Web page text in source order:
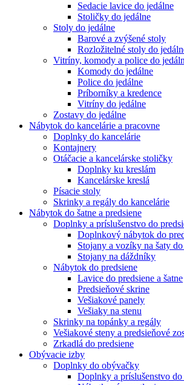
Sedacie lavice do jedálne
Stoličky do jedálne
Stoly do jedálne
Barové a zvýšené stoly
Rozložitelné stoly do
Vitríny, komody a police do
Komody do jedálne
Police do jedálne
Príborníky a kredence
Vitríny do jedálne
Zostavy do jedálne
Nábytok do kancelárie a pracovne
Doplnky do kancelárie
Kontajnery
Otáčacie a kancelárske stoličky
Doplnky ku kreslám
Kancelárske kreslá
Písacie stoly
Skrinky a regály do kancelárie
Nábytok do šatne a predsiene
Doplnky a príslušenstvo do
Doplnkový nábytok do
Stojany a vozíky na šaty
Stojany na dáždníky
Nábytok do predsiene
Lavice do predsiene a šatne
Predsieňové skrine
Vešiakové panely
Vešiaky na stenu
Skrinky na topánky a regály
Vešiakové steny a predsieňové
Zrkadlá do predsiene
Obývacie izby
Doplnky do obývačky
Doplnky a príslušenstvo